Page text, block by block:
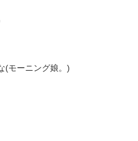
(モーニング娘。)